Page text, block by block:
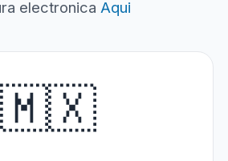
electronica Aqui
🇲🇽